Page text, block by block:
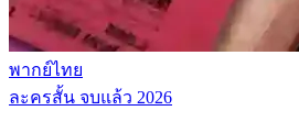
พากย์ไทย
ละครสั้น จบแล้ว 2026